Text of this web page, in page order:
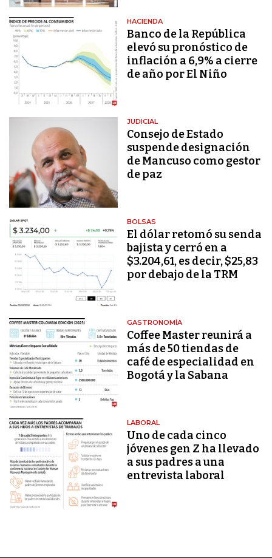
HACIENDA
Banco de la República
elevó su pronóstico de
inflación a 6,9% a cierre
de año por El Niño
JUDICIAL
Consejo de Estado
suspende designación
de Mancuso como gestor
de paz
BOLSAS
El dólar retomó su senda
bajista y cerró en a
$3.204,61, es decir, $25,83
por debajo de la TRM
GASTRONOMÍA
Coffee Master reunirá a
más de 50 tiendas de
café de especialidad en
Bogotá y la Sabana
LABORAL
Uno de cada cinco
jóvenes gen Z ha llevado
a sus padres a una
entrevista laboral